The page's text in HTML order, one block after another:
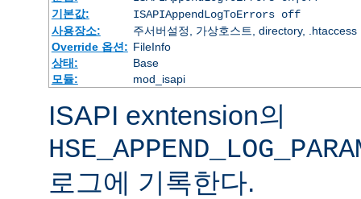
기본값:
ISAPIAppendLogToErrors off
사용장소:
주서버설정, 가상호스트, directory, .htaccess
Override 옵션: FileInfo
상태:
Base
모듈:
mod_isapi
ISAPI exntension의
로그에 기록한다.